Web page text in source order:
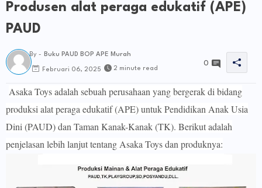
Produsen alat peraga edukatif (APE)
PAUD
By - Buku PAUD BOP APE Murah
Februari 06, 2025 2 minute read
0
Asaka Toys adalah sebuah perusahaan yang bergerak di bidang
produksi alat peraga edukatif (APE) untuk Pendidikan Anak Usia
Dini (PAUD) dan Taman Kanak-Kanak (TK). Berikut adalah
penjelasan lebih lanjut tentang Asaka Toys dan produknya: